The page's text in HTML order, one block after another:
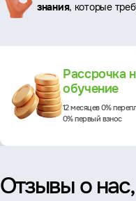
знания, которые
Рассрочка
обучение
12 месяцев 0%
0% первый взнос
Отзывы о нас,